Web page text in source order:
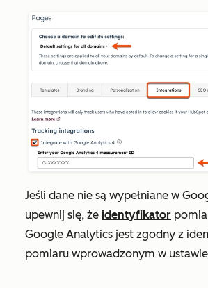
Jeśli dane nie są wypełniane w
upewnij się, że identyfikator
Google Analytics jest zgodny z
pomiaru wprowadzonym w